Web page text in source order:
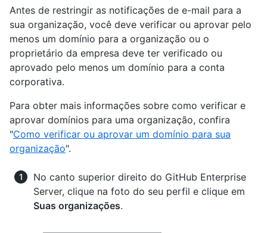
Antes de restringir as notificações de e-mail para a
sua organização, você deve verificar ou aprovar pelo
menos um domínio para a organização ou o
proprietário da empresa deve ter verificado ou
aprovado pelo menos um domínio para a conta
corporativa.
Para obter mais informações sobre como verificar e
aprovar domínios para uma organização, confira
"Como verificar ou aprovar um domínio para sua
organização".
No canto superior direito do GitHub Enterprise
Server, clique na foto do seu perfil e clique em
Suas organizações.